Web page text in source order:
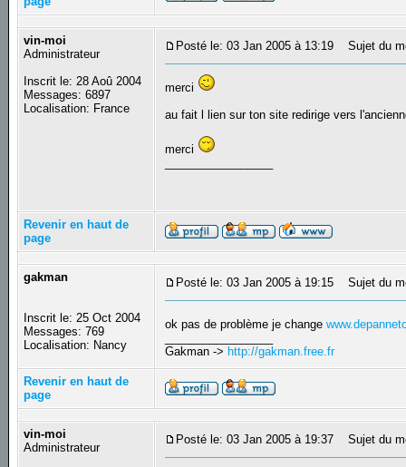
vin-moi
Administrateur
Inscrit le: 28 Aoû 2004
Messages: 6897
Localisation: France
Posté le: 03 Jan 2005 à 13:19 Sujet du
merci
au fait l lien sur ton site redirige vers
merci
Revenir en haut de
page
gakman
Inscrit le: 25 Oct 2004
Messages: 769
Localisation: Nancy
Posté le: 03 Jan 2005 à 19:15 Sujet du
ok pas de problème je change
Gakman -> http://gakman.free.fr
Revenir en haut de
page
vin-moi
Administrateur
Posté le: 03 Jan 2005 à 19:37 Sujet du